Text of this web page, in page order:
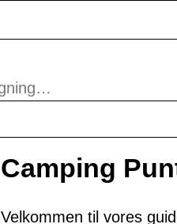
Camping
Velkommen til vores